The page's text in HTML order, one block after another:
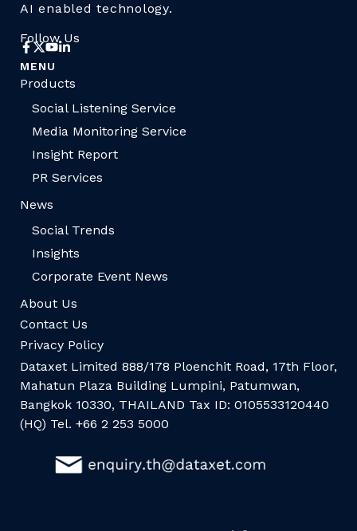
AI enabled technology.
Follow Us
MENU
Products
Social Listening Service
Media Monitoring Service
Insight Report
PR Services
News
Social Trends
Insights
Corporate Event News
About Us
Contact Us
Privacy Policy
Dataxet Limited 888/178 Ploenchit Road, 17th Floor,
Mahatun Plaza Building Lumpini, Patumwan,
Bangkok 10330, THAILAND Tax ID: 0105533120440
(HQ) Tel. +66 2 253 5000